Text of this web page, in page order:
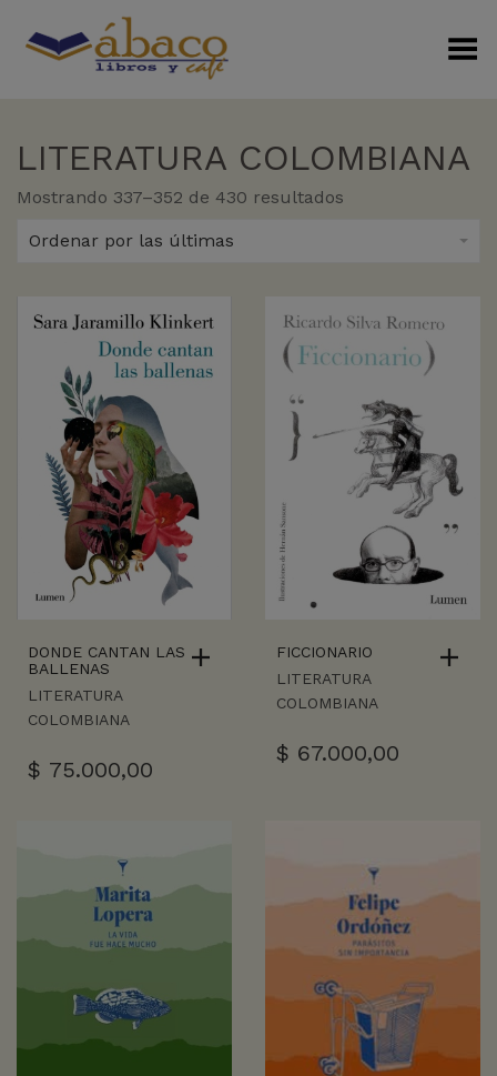
Menú Alterno
LITERATURA COLOMBIANA
Mostrando 337–352 de 430 resultados
Ordenar por las últimas
DONDE CANTAN LAS
BALLENAS
LITERATURA
COLOMBIANA
$ 75.000,00
FICCIONARIO
LITERATURA
COLOMBIANA
$ 67.000,00